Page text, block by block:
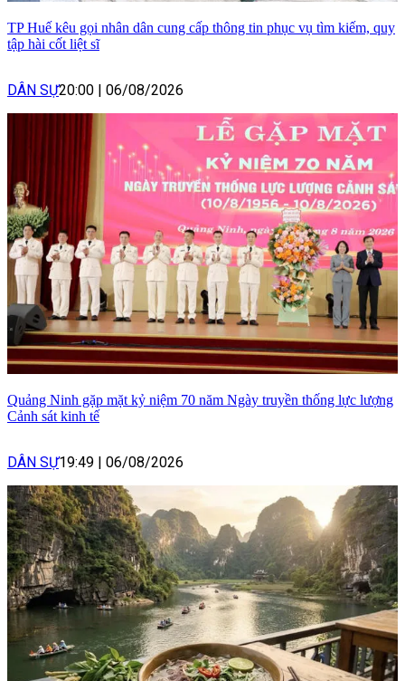
TP Huế kêu gọi nhân dân cung cấp thông tin phục vụ tìm kiếm, quy
tập hài cốt liệt sĩ
DÂN SỰ20:00 | 06/08/2026
Quảng Ninh gặp mặt kỷ niệm 70 năm Ngày truyền thống lực lượng
Cảnh sát kinh tế
DÂN SỰ19:49 | 06/08/2026